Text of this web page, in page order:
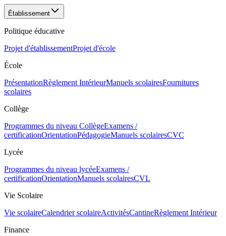
Établissement
Politique éducative
Projet d'établissementProjet d'école
École
PrésentationRèglement IntérieurManuels scolairesFournitures
scolaires
Collège
Programmes du niveau CollègeExamens /
certificationOrientationPédagogieManuels scolairesCVC
Lycée
Programmes du niveau lycéeExamens /
certificationOrientationManuels scolairesCVL
Vie Scolaire
Vie scolaireCalendrier scolaireActivitésCantineRèglement Intérieur
Finance